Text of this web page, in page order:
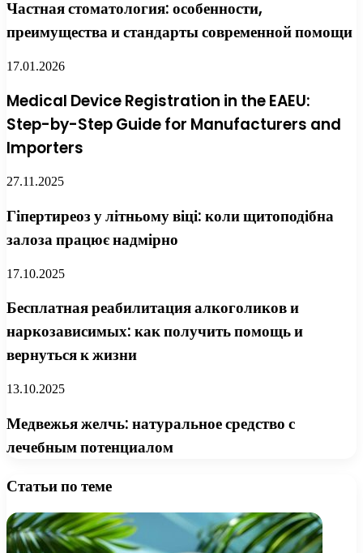
Частная стоматология: особенности,
преимущества и стандарты современной помощи
17.01.2026
Medical Device Registration in the EAEU:
Step-by-Step Guide for Manufacturers and
Importers
27.11.2025
Гіпертиреоз у літньому віці: коли щитоподібна
залоза працює надмірно
17.10.2025
Бесплатная реабилитация алкоголиков и
наркозависимых: как получить помощь и
вернуться к жизни
13.10.2025
Медвежья желчь: натуральное средство с
лечебным потенциалом
Статьи по теме